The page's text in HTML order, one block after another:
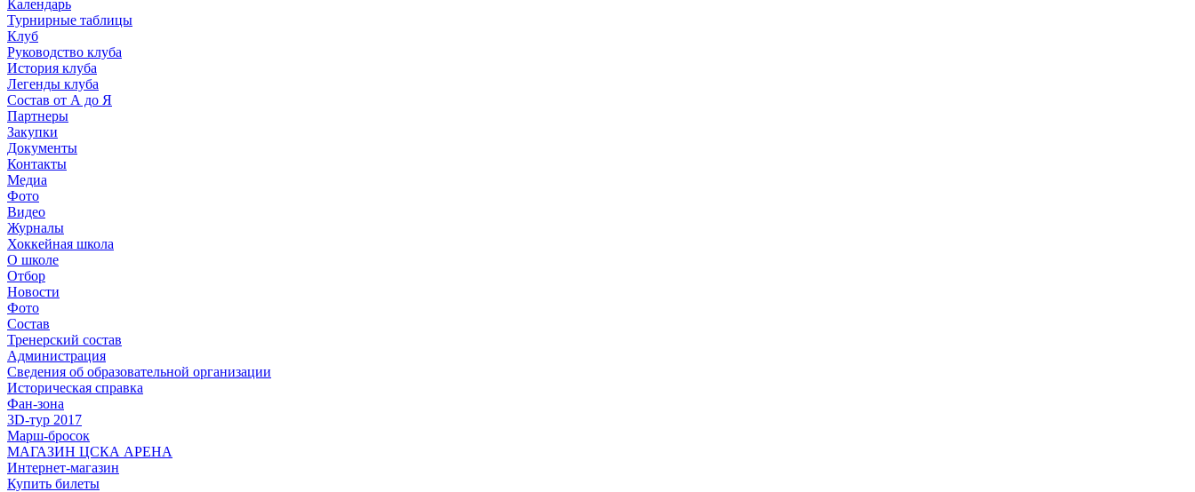
Календарь
Турнирные таблицы
Клуб
Руководство клуба
История клуба
Легенды клуба
Состав от А до Я
Партнеры
Закупки
Документы
Контакты
Медиа
Фото
Видео
Журналы
Хоккейная школа
О школе
Отбор
Новости
Фото
Состав
Тренерский состав
Администрация
Сведения об образовательной организации
Историческая справка
Фан-зона
3D-тур 2017
Марш-бросок
МАГАЗИН ЦСКА АРЕНА
Интернет-магазин
Купить билеты